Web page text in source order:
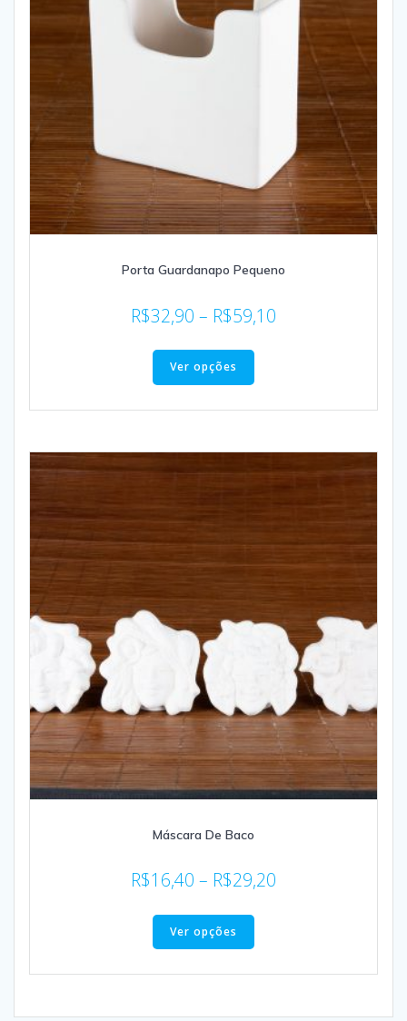
Porta Guardanapo Pequeno
R$32,90 – R$59,10
Ver opções
Máscara De Baco
R$16,40 – R$29,20
Ver opções